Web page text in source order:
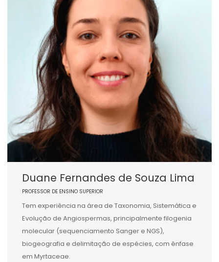
Duane Fernandes de Souza Lima
PROFESSOR DE ENSINO SUPERIOR
Tem experiência na área de Taxonomia, Sistemática e
Evolução de Angiospermas, principalmente filogenia
molecular (sequenciamento Sanger e NGS),
biogeografia e delimitação de espécies, com ênfase
em Myrtaceae.